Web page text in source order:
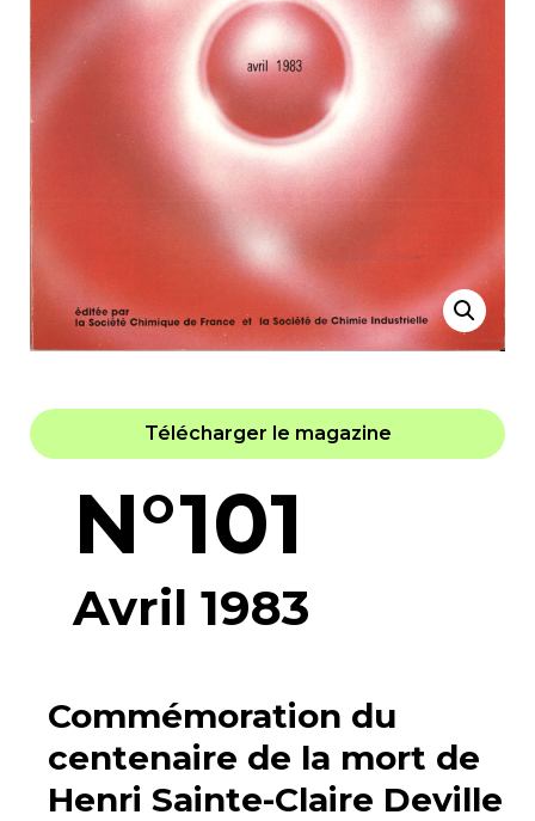
Télécharger le magazine
N°101
Avril 1983
Commémoration du
centenaire de la mort de
Henri Sainte-Claire Deville